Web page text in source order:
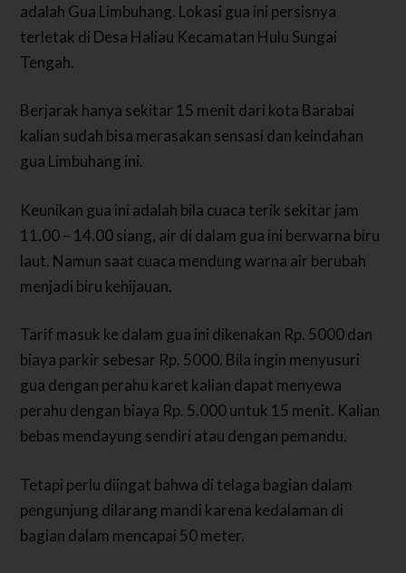
adalah Gua Limbuhang. Lokasi gua ini persisnya
terletak di Desa Haliau Kecamatan Hulu Sungai
Tengah.
Berjarak hanya sekitar 15 menit dari kota Barabai
kalian sudah bisa merasakan sensasi dan keindahan
gua Limbuhang ini.
Keunikan gua ini adalah bila cuaca terik sekitar jam
11.00 – 14.00 siang, air di dalam gua ini berwarna biru
laut. Namun saat cuaca mendung warna air berubah
menjadi biru kehijauan.
Tarif masuk ke dalam gua ini dikenakan Rp. 5000 dan
biaya parkir sebesar Rp. 5000. Bila ingin menyusuri
gua dengan perahu karet kalian dapat menyewa
perahu dengan biaya Rp. 5.000 untuk 15 menit. Kalian
bebas mendayung sendiri atau dengan pemandu.
Tetapi perlu diingat bahwa di telaga bagian dalam
pengunjung dilarang mandi karena kedalaman di
bagian dalam mencapai 50 meter.